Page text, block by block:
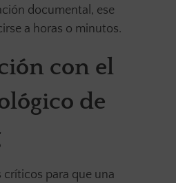
documental, ese
a horas o minutos.
con el
de
críticos para que una